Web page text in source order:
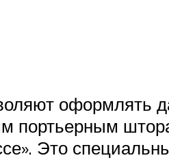
оформлять
портьерным
Это